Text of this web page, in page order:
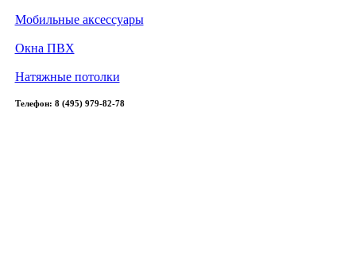
Мобильные аксессуары
Окна ПВХ
Натяжные потолки
Телефон: 8 (495) 979-82-78